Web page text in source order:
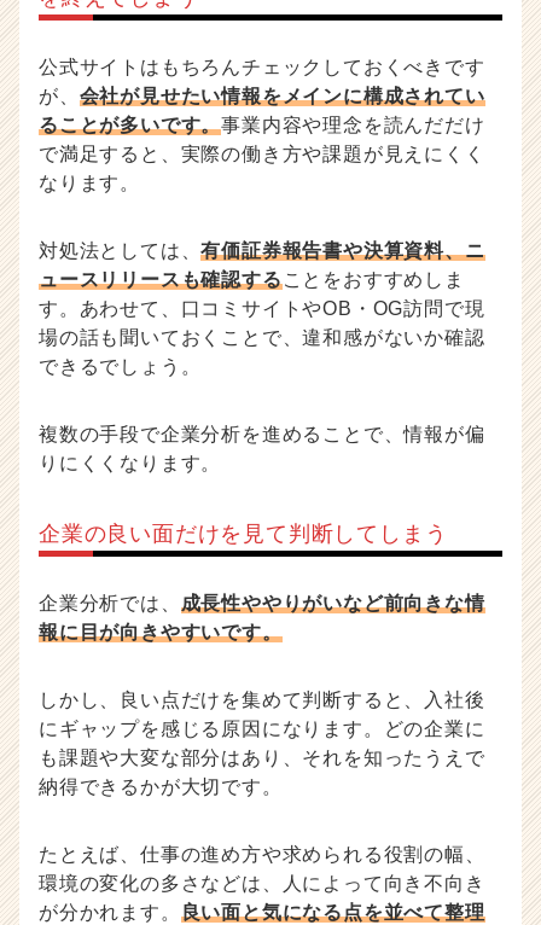
公式サイトはもちろんチェックしておくべきです
が、 会社が見せたい情報をメインに構成されてい
ることが多いです。事業内容や理念を読んだだけ
で満足すると、実際の働き方や課題が見えにくく
なります。
対処法としては、有価証券報告書や決算資料、ニ
ュースリリースも確認することをおすすめしま
す。あわせて、口コミサイトやOB・OG訪問で現
場の話も聞いておくことで、違和感がないか確認
できるでしょう。
複数の手段で企業分析を進めることで、情報が偏
りにくくなります。
企業の良い面だけを見て判断してしまう
企業分析では、 成長性ややりがいなど前向きな情
報に目が向きやすいです。
しかし、良い点だけを集めて判断すると、入社後
にギャップを感じる原因になります。どの企業に
も課題や大変な部分はあり、それを知ったうえで
納得できるかが大切です。
たとえば、仕事の進め方や求められる役割の幅、
環境の変化の多さなどは、人によって向き不向き
が分かれます。 良い面と気になる点を並べて整理